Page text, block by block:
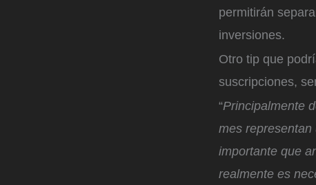
permitirán
inversiones.
Otro tip que
suscripciones,
“Principalmente
mes
importante que
realmente es